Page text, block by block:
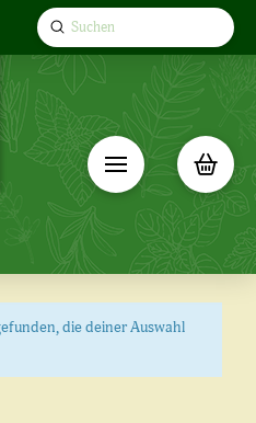
Search
Submit
die deiner Auswahl